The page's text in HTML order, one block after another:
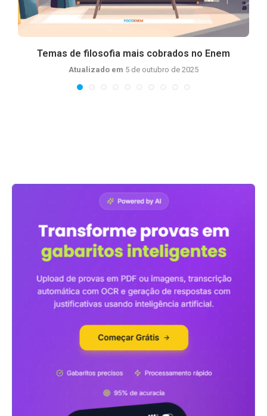
Temas de filosofia mais cobrados no Enem
Atualizado em 5 de outubro de 2025